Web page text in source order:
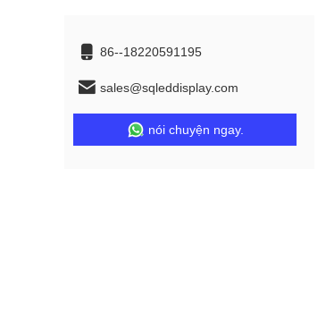
86--18220591195
sales@sqleddisplay.com
nói chuyện ngay.